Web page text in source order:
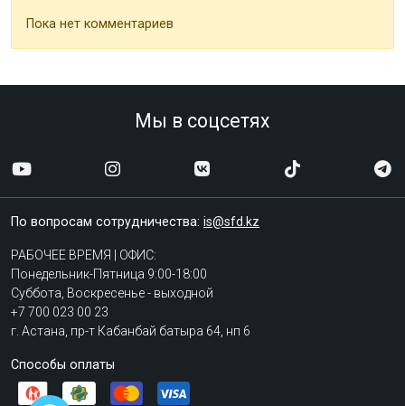
Пока нет комментариев
Мы в соцсетях
По вопросам сотрудничества: is@sfd.kz
РАБОЧЕЕ ВРЕМЯ | ОФИС:
Понедельник-Пятница 9:00-18:00
Суббота, Воскресенье - выходной
+7 700 023 00 23
г. Астана, пр-т Кабанбай батыра 64, нп 6
Способы оплаты